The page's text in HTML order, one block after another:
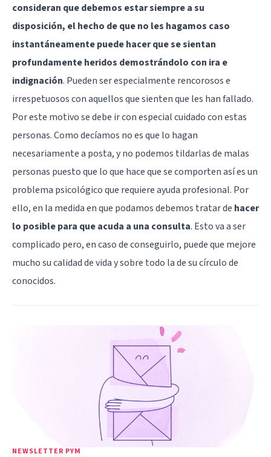
consideran que debemos estar siempre a su
disposición, el hecho de que no les hagamos caso
instantáneamente puede hacer que se sientan
profundamente heridos demostrándolo con ira e
indignación. Pueden ser especialmente rencorosos e
irrespetuosos con aquellos que sienten que les han fallado.
Por este motivo se debe ir con especial cuidado con estas
personas. Como decíamos no es que lo hagan
necesariamente a posta, y no podemos tildarlas de malas
personas puesto que lo que hace que se comporten así es un
problema psicológico que requiere ayuda profesional. Por
ello, en la medida en que podamos debemos tratar de hacer
lo posible para que acuda a una consulta. Esto va a ser
complicado pero, en caso de conseguirlo, puede que mejore
mucho su calidad de vida y sobre todo la de su círculo de
conocidos.
NEWSLETTER PYM